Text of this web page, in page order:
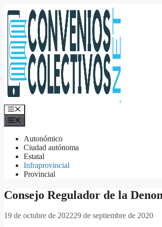
al
contenido
Menú
Autonómico
Ciudad autónoma
Estatal
Infraprovincial
Provincial
Consejo Regulador de la
19 de octubre de 202229 de septiembre de 2020